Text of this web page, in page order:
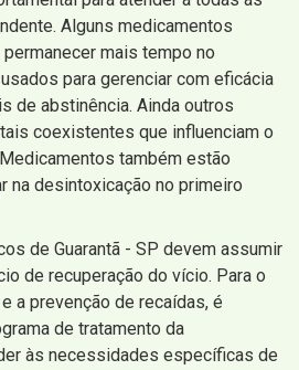
Alguns medicamentos
mais tempo no
​​para gerenciar com eficácia
​​de abstinência. Ainda outros
coexistentes que influenciam o
também estão
na desintoxicação no primeiro
de Guarantã - SP devem assumir
de recuperação do vício. Para o
a prevenção de recaídas, é
de tratamento da
às necessidades específicas de